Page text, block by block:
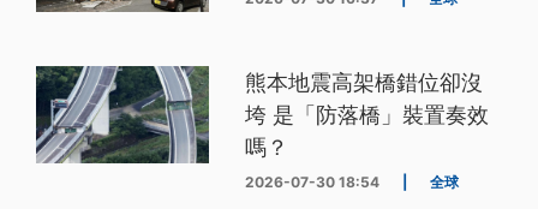
熊本地震高架橋錯位卻沒
垮 是「防落橋」裝置奏效
嗎？
2026-07-30 18:54 全球